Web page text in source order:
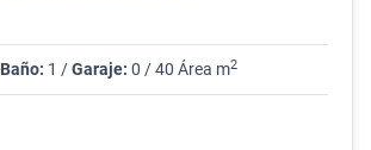
Baño: 1 /Garaje: 0 / 40 Área m2